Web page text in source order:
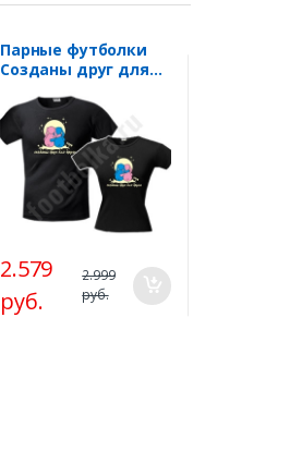
Парные футболки
Созданы друг для
2.579
руб.
2.999
руб.